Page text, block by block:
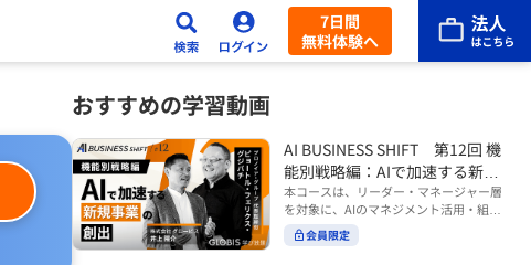
7日間
無料体験へ
おすすめの学習動画
AI BUSINESS SHIFT 第12回 機
能別戦略編：AIで加速する新規
事業の創出
本コースは、リーダー・マネージャー層
を対象に、AIのマネジメント活用・組織
活用を体系的に学ぶ 『AI BUSINESS SHI
FTシリーズ（全12回）』の第12回で
会員限定